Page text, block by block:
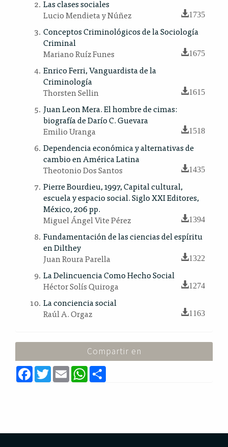
Las clases sociales
Lucio Mendieta y Núñez
1735
Conceptos Criminológicos de la Sociología
Criminal
Mariano Ruíz Funes
1675
Enrico Ferri, Vanguardista de la
Criminología
Thorsten Sellin
1615
Juan Leon Mera. El hombre de cimas:
biografía de Darío C. Guevara
Emilio Uranga
1518
Dependencia económica y alternativas de
cambio en América Latina
Theotonio Dos Santos
1435
Pierre Bourdieu, 1997, Capital cultural,
escuela y espacio social. Siglo XXI Editores,
México, 206 pp.
Miguel Ángel Vite Pérez
1394
Fundamentación de las ciencias del espíritu
en Dilthey
Juan Roura Parella
1322
La Delincuencia Como Hecho Social
Héctor Solís Quiroga
1274
La conciencia social
Raúl A. Orgaz
1163
Compartir en
F
a
c
T
w
E
m
a
W
h
a